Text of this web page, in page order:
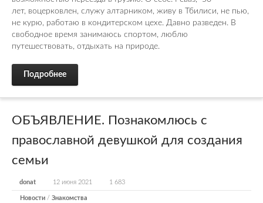
лет, воцерковлен, служу алтарником, живу в Тбилиси, не пью,
не курю, работаю в кондитерском цехе. Давно разведен. В
свободное время занимаюсь спортом, люблю
путешествовать, отдыхать на природе.
Подробнее
ОБЪЯВЛЕНИЕ. Познакомлюсь с
православной девушкой для создания
семьи
donat 12 июня 2021 1 683
Новости / Знакомства